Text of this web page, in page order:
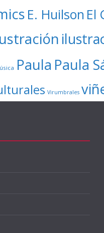
E. Huilson El
Paula Paula
Virumbrales